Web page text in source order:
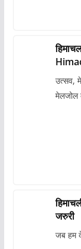
उत्सव,
मेलजोल
हिमाचली भाषा
जरुरी
जब हम